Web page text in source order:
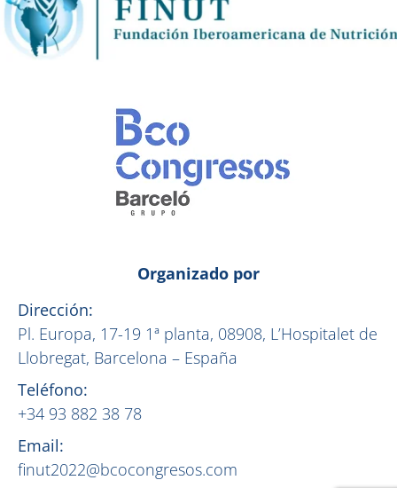
Organizado por
Dirección:
Pl. Europa, 17-19 1ª planta, 08908, L’Hospitalet de
Llobregat, Barcelona – España
Teléfono:
+34 93 882 38 78
Email:
finut2022@bcocongresos.com